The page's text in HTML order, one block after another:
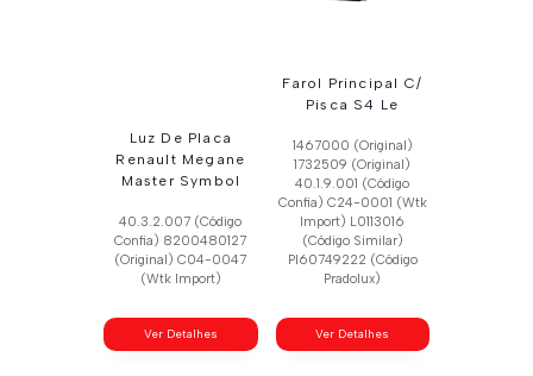
Luz De Placa
Renault Megane
Master Symbol
40.3.2.007 (Código
Confia) 8200480127
(Original) C04-0047
(Wtk Import)
Ver Detalhes
Farol Principal C/
Pisca S4 Le
1467000 (Original)
1732509 (Original)
40.1.9.001 (Código
Confia) C24-0001 (Wtk
Import) L0113016
(Código Similar)
Pl60749222 (Código
Pradolux)
Ver Detalhes